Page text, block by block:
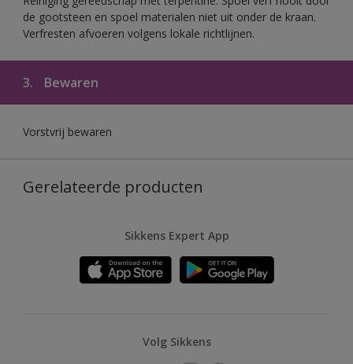
de gootsteen en spoel materialen niet uit onder de kraan.
Verfresten afvoeren volgens lokale richtlijnen.
3. Bewaren
Vorstvrij bewaren
Gerelateerde producten
Sikkens Expert App
Volg Sikkens